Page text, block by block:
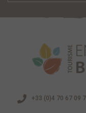
+33 (0)4 70 67 09